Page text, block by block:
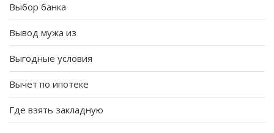
Выбор банка
Вывод мужа из
Выгодные условия
Вычет по ипотеке
Где взять закладную